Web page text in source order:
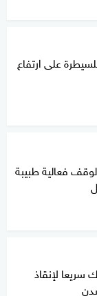
على ارتفاع
فعالية طبيبة
سريعا لإنقاذ